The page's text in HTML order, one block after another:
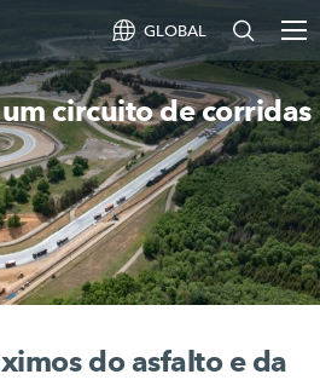
GLOBAL
circuito de corridas
do asfalto e da